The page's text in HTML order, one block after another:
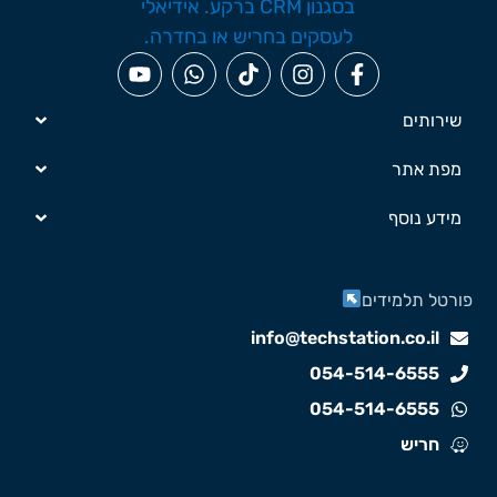
שירותים
מפת אתר
מידע נוסף
info@techstation.co.il
054-514-6555
054-514-6555
חריש
תלמידים